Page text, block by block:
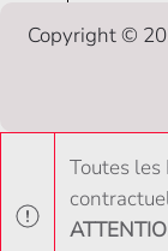
Copyright ©
Toutes